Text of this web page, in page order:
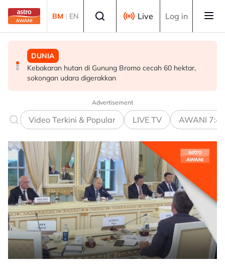
Skip to main content
BM | EN Live Log in
DUNIA
Kebakaran hutan di Gunung Bromo cecah 60 hektar,
sokongan udara digerakkan
DUNIA
Jerman naikkan anggaran kematian berkaitan haba
kepada hampir 12,000
MALAYSIA
Pendekatan menyeluruh bagi Malaysia bersedia hadapi
demensia menjelang 2030 - Hanifah
Advertisement
Video Terkini & Popular LIVE TV AWANI